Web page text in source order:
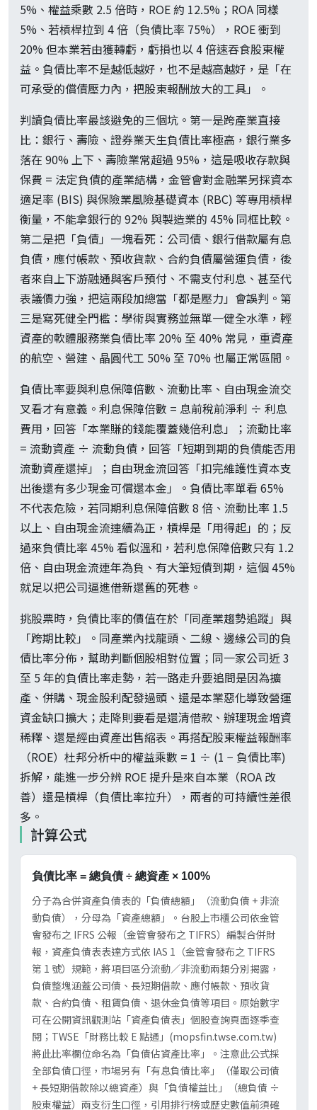
5%、權益乘數 2.5 倍時，ROE 約 12.5%；ROA 同樣
5%、若槓桿拉到 4 倍（負債比率 75%），ROE 衝到
20% 但本業若由獲轉虧，虧損也以 4 倍速吞食股東權
益。負債比率不是越低越好，也不是越高越好，是「在
可承受的償債壓力內，把股東報酬放大的工具」。
判讀負債比率最該避免的三個坑。第一是跨產業直接
比：銀行、壽險、證券業天生負債比率極高，銀行業多
落在 90% 上下、壽險業常超過 95%，這是吸收存款與
保費 = 法定負債的產業結構，金管會對金融業另採資本
適足率 (BIS) 與保險業風險基礎資本 (RBC) 等專用槓桿
衡量，不能拿銀行的 92% 與製造業的 45% 同框比較。
第二是把「負債」一塊看死：公司債、銀行借款屬有息
負債，應付帳款、預收貨款、合約負債屬營運負債，後
者來自上下游融通與客戶預付、不需支付利息、甚至代
表議價力強，把這兩段加總當「都是壓力」會誤判。第
三是寫死健全門檻：學術與實務並無單一健全水準，輕
資產的軟體服務業負債比率 20% 至 40% 常見，重資產
的航空、營建、晶圓代工 50% 至 70% 也屬正常區間。
負債比率要與利息保障倍數、流動比率、自由現金流交
叉看才有意義。利息保障倍數 = 息前稅前淨利 ÷ 利息
費用，回答「本業賺的錢能覆蓋幾倍利息」；流動比率
= 流動資產 ÷ 流動負債，回答「短期到期的負債能否用
流動資產還掉」；自由現金流回答「扣完維護性資本支
出後還有多少現金可償還本金」。負債比率單看 65%
不代表危險，若同期利息保障倍數 8 倍、流動比率 1.5
以上、自由現金流連續為正，槓桿是「用得起」的；反
過來負債比率 45% 看似溫和，若利息保障倍數只有 1.2
倍、自由現金流連年為負、有大筆短債到期，這個 45%
就足以把公司逼進借新還舊的死巷。
挑股票時，負債比率的價值在於「同產業趨勢追蹤」與
「跨期比較」。同產業內找龍頭、二線、邊緣公司的負
債比率分佈，幫助判斷個股相對位置；同一家公司近 3
至 5 年的負債比率走勢，若一路走升要追問是因為擴
產、併購、現金股利配發過頭、還是本業惡化導致營運
資金缺口擴大；走降則要看是還清借款、辦理現金增資
稀釋、還是經由資產出售縮表。再搭配股東權益報酬率
（ROE）杜邦分析中的權益乘數 = 1 ÷ (1 − 負債比率)
拆解，能進一步分辨 ROE 提升是來自本業（ROA 改
善）還是槓桿（負債比率拉升），兩者的可持續性差很
多。
計算公式
負債比率 = 總負債 ÷ 總資產 × 100%
分子為合併資產負債表的「負債總額」（流動負債 + 非流
動負債），分母為「資產總額」。台股上市櫃公司依金管
會發布之 IFRS 公報（金管會發布之 TIFRS）編製合併財
報，資產負債表表達方式依 IAS 1（金管會發布之 TIFRS
第 1 號）規範，將項目區分流動／非流動兩類分別揭露，
負債整塊涵蓋公司債、長短期借款、應付帳款、預收貨
款、合約負債、租賃負債、退休金負債等項目。原始數字
可在公開資訊觀測站「資產負債表」個股查詢頁面逐季查
閱；TWSE「財務比較 E 點通」(mopsfin.twse.com.tw)
將此比率欄位命名為「負債佔資產比率」。注意此公式採
全部負債口徑，市場另有「有息負債比率」（僅取公司債
+ 長短期借款除以總資產）與「負債權益比」（總負債 ÷
股東權益）兩支衍生口徑，引用排行榜或歷史數值前須確